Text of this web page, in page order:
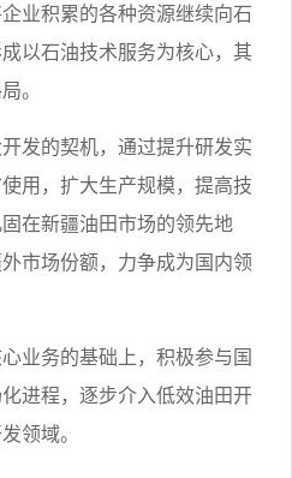
业积累的各种资源继续向石
以石油技术服务为核心，其
。
发的契机，通过提升研发实
用，扩大生产规模，提高技
在新疆油田市场的领先地
市场份额，力争成为国内领
业务的基础上，积极参与国
进程，逐步介入低效油田开
领域。